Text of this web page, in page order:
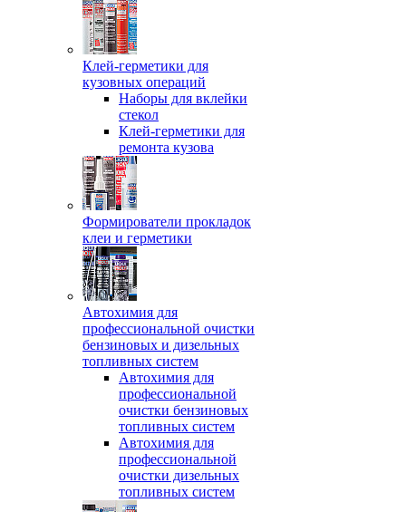
Клей-герметики для
кузовных операций
Наборы для вклейки
стекол
Клей-герметики для
ремонта кузова
Формирователи прокладок
клеи и герметики
Автохимия для
профессиональной очистки
бензиновых и дизельных
топливных систем
Автохимия для
профессиональной
очистки бензиновых
топливных систем
Автохимия для
профессиональной
очистки дизельных
топливных систем